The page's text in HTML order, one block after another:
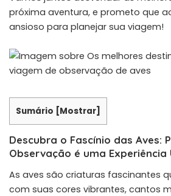
próxima aventura, e prometo que
ansioso para planejar sua viagem!
Sumário [Mostrar]
Descubra o Fascínio das Aves:
Observação é uma Experiência
As aves são criaturas fascinantes
com suas cores vibrantes, cantos